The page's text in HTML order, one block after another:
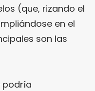
(que, rizando el
en el
son las
podría